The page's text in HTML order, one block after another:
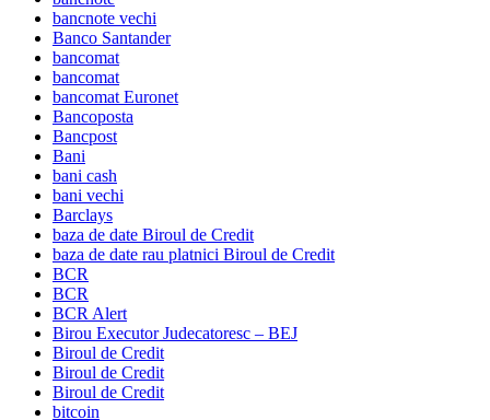
bancnote vechi
Banco Santander
bancomat
bancomat
bancomat Euronet
Bancoposta
Bancpost
Bani
bani cash
bani vechi
Barclays
baza de date Biroul de Credit
baza de date rau platnici Biroul de Credit
BCR
BCR
BCR Alert
Birou Executor Judecatoresc – BEJ
Biroul de Credit
Biroul de Credit
Biroul de Credit
bitcoin